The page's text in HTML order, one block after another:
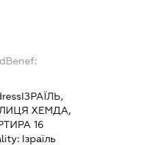
ІЗРАЇЛЬ,
ХЕМДА,
16
Ізраїль